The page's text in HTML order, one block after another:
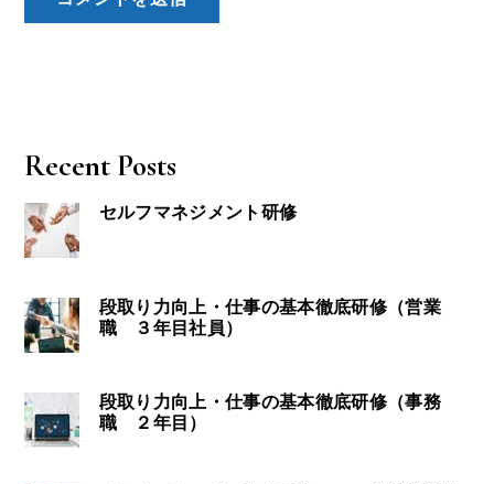
Recent Posts
セルフマネジメント研修
段取り力向上・仕事の基本徹底研修（営業
職 ３年目社員）
段取り力向上・仕事の基本徹底研修（事務
職 ２年目）